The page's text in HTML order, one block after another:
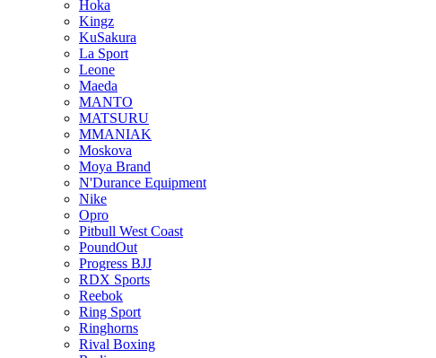
Hoka
Kingz
KuSakura
La Sport
Leone
Maeda
MANTO
MATSURU
MMANIAK
Moskova
Moya Brand
N'Durance Equipment
Nike
Opro
Pitbull West Coast
PoundOut
Progress BJJ
RDX Sports
Reebok
Ring Sport
Ringhorns
Rival Boxing